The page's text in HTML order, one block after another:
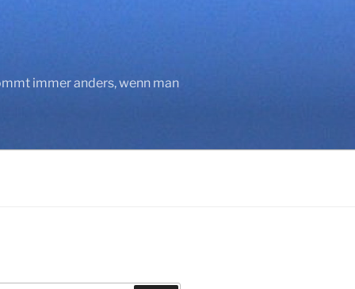
immer anders, wenn man